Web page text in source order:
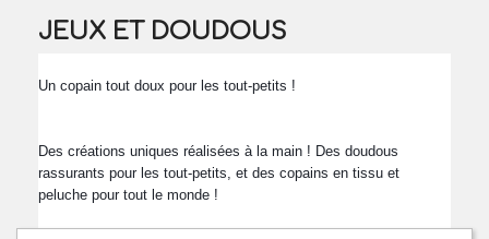
JEUX ET DOUDOUS
Un copain tout doux pour les tout-petits !
Des créations uniques réalisées à la main ! Des doudous
rassurants pour les tout-petits, et des copains en tissu et
peluche pour tout le monde !